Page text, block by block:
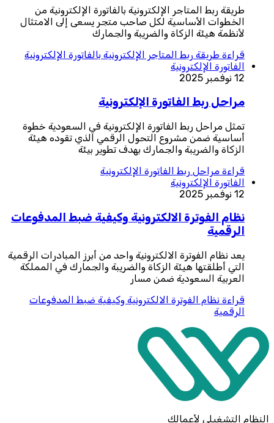
طريقة ربط المتاجر الإلكترونية بالفاتورة الإلكترونية من
الخطوات الأساسية لكل صاحب متجر يسعى إلى الامتثال
لأنظمة هيئة الزكاة والضريبة والجمارك
قراءة طريقة ربط المتاجر الإلكترونية بالفاتورة الإلكترونية
الفاتورة الإلكترونية
12 نوفمبر 2025
مراحل ربط الفاتورة الإلكترونية
تمثل مراحل ربط الفاتورة الإلكترونية في السعودية خطوة
أساسية ضمن مشروع التحول الرقمي الذي تقوده هيئة
الزكاة والضريبة والجمارك بهدف تطوير بيئة
قراءة مراحل ربط الفاتورة الإلكترونية
الفاتورة الإلكترونية
12 نوفمبر 2025
نظام الفوترة الالكترونية وكيفية ضبط المدفوعات
الرقمية
يعد نظام الفوترة الالكترونية واحد من أبرز المبادرات الرقمية
التي أطلقتها هيئة الزكاة والضريبة والجمارك في المملكة
العربية السعودية ضمن مسار
قراءة نظام الفوترة الالكترونية وكيفية ضبط المدفوعات
الرقمية
النظام التشغيلي لأعمالك